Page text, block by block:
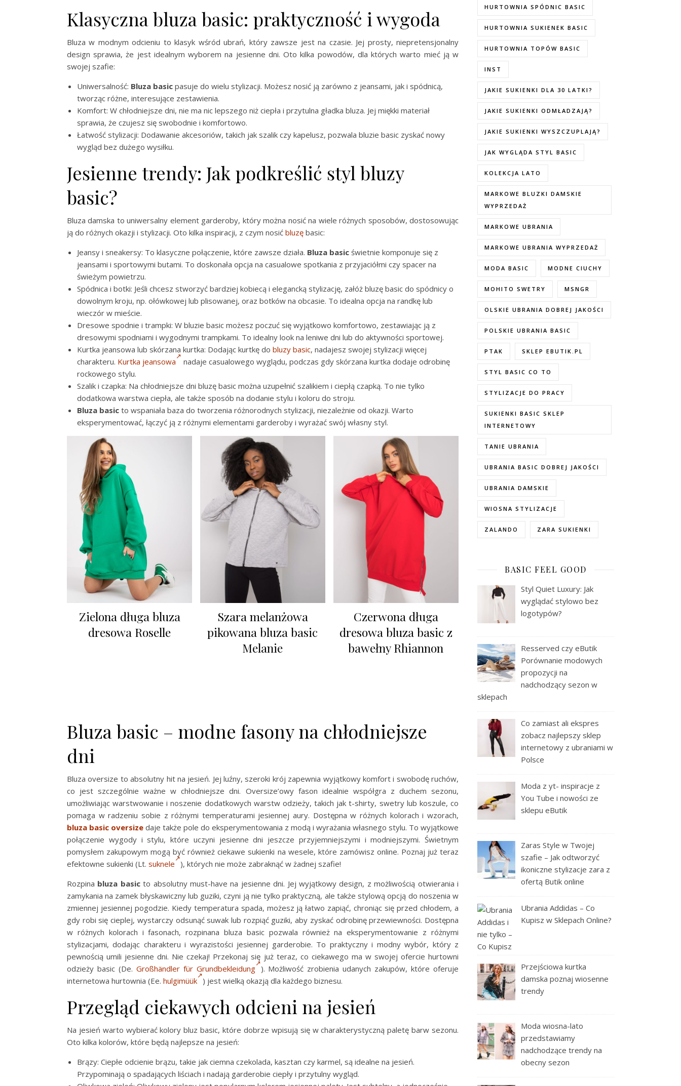
Klasyczna bluza basic: praktyczność i wygoda
Bluza w modnym odcieniu to klasyk wśród ubrań, który zawsze jest na czasie. Jej prosty, niepretensjonalny
design sprawia, że jest idealnym wyborem na jesienne dni. Oto kilka powodów, dla których warto mieć ją w
swojej szafie:
Uniwersalność: Bluza basic pasuje do wielu stylizacji. Możesz nosić ją zarówno z jeansami, jak i spódnicą,
tworząc różne, interesujące zestawienia.
Komfort: W chłodniejsze dni, nie ma nic lepszego niż ciepła i przytulna gładka bluza. Jej miękki materiał
sprawia, że czujesz się swobodnie i komfortowo.
Łatwość stylizacji: Dodawanie akcesoriów, takich jak szalik czy kapelusz, pozwala bluzie basic zyskać nowy
wygląd bez dużego wysiłku.
Jesienne trendy: Jak podkreślić styl bluzy
basic?
Bluza damska to uniwersalny element garderoby, który można nosić na wiele różnych sposobów, dostosowując
ją do różnych okazji i stylizacji. Oto kilka inspiracji, z czym nosić bluzę basic:
Jeansy i sneakersy: To klasyczne połączenie, które zawsze działa. Bluza basic świetnie komponuje się z
jeansami i sportowymi butami. To doskonała opcja na casualowe spotkania z przyjaciółmi czy spacer na
świeżym powietrzu.
Spódnica i botki: Jeśli chcesz stworzyć bardziej kobiecą i elegancką stylizację, załóż bluzę basic do spódnicy o
dowolnym kroju, np. ołówkowej lub plisowanej, oraz botków na obcasie. To idealna opcja na randkę lub
wieczór w mieście.
Dresowe spodnie i trampki: W bluzie basic możesz poczuć się wyjątkowo komfortowo, zestawiając ją z
dresowymi spodniami i wygodnymi trampkami. To idealny look na leniwe dni lub do aktywności sportowej.
Kurtka jeansowa lub skórzana kurtka: Dodając kurtkę do bluzy basic, nadajesz swojej stylizacji więcej
charakteru. Kurtka jeansowa
nadaje casualowego wyglądu, podczas gdy skórzana kurtka dodaje odrobinę
rockowego stylu.
Szalik i czapka: Na chłodniejsze dni bluzę basic można uzupełnić szalikiem i ciepłą czapką. To nie tylko
dodatkowa warstwa ciepła, ale także sposób na dodanie stylu i koloru do stroju.
Bluza basic to wspaniała baza do tworzenia różnorodnych stylizacji, niezależnie od okazji. Warto
eksperymentować, łączyć ją z różnymi elementami garderoby i wyrażać swój własny styl.
Zielona długa bluza
dresowa Roselle
Szara melanżowa
pikowana bluza basic
Melanie
Czerwona długa
dresowa bluza basic z
bawełny Rhiannon
Bluza basic – modne fasony na chłodniejsze
dni
Bluza oversize to absolutny hit na jesień. Jej luźny, szeroki krój zapewnia wyjątkowy komfort i swobodę ruchów,
co jest szczególnie ważne w chłodniejsze dni. Oversize’owy fason idealnie współgra z duchem sezonu,
umożliwiając warstwowanie i noszenie dodatkowych warstw odzieży, takich jak t-shirty, swetry lub koszule, co
pomaga w radzeniu sobie z różnymi temperaturami jesiennej aury. Dostępna w różnych kolorach i wzorach,
bluza basic oversize daje także pole do eksperymentowania z modą i wyrażania własnego stylu. To wyjątkowe
połączenie wygody i stylu, które uczyni jesienne dni jeszcze przyjemniejszymi i modniejszymi. Świetnym
pomysłem zakupowym mogą być również ciekawe sukienki na wesele, które zamówisz online. Poznaj już teraz
efektowne sukienki (Lt. suknele
), których nie może zabraknąć w żadnej szafie!
Rozpina bluza basicto absolutny must-have na jesienne dni. Jej wyjątkowy design, z możliwością otwierania i
zamykania na zamek błyskawiczny lub guziki, czyni ją nie tylko praktyczną, ale także stylową opcją do noszenia w
zmiennej jesiennej pogodzie. Kiedy temperatura spada, możesz ją łatwo zapiąć, chroniąc się przed chłodem, a
gdy robi się cieplej, wystarczy odsunąć suwak lub rozpiąć guziki, aby zyskać odrobinę przewiewności. Dostępna
w różnych kolorach i fasonach, rozpinana bluza basic pozwala również na eksperymentowanie z różnymi
stylizacjami, dodając charakteru i wyrazistości jesiennej garderobie. To praktyczny i modny wybór, który z
pewnością umili jesienne dni. Nie czekaj! Przekonaj się już teraz, co ciekawego ma w swojej ofercie hurtowni
odzieży basic (De. Großhändler für Grundbekleidung
). Możliwość zrobienia udanych zakupów, które oferuje
internetowa hurtownia (Ee. hulgimüük ) jest wielką okazją dla każdego biznesu.
Przegląd ciekawych odcieni na jesień
Na jesień warto wybierać kolory bluz basic, które dobrze wpisują się w charakterystyczną paletę barw sezonu.
Oto kilka kolorów, które będą najlepsze na jesień:
Brązy: Ciepłe odcienie brązu, takie jak ciemna czekolada, kasztan czy karmel, są idealne na jesień.
Przypominają o spadających liściach i nadają garderobie ciepły i przytulny wygląd.
HURTOWNIA SPÓDNIC BASIC
HURTOWNIA SUKIENEK BASIC
HURTOWNIA TOPÓW BASIC
INST
JAKIE SUKIENKI DLA 30 LATKI?
JAKIE SUKIENKI ODMŁADZAJĄ?
JAKIE SUKIENKI WYSZCZUPLAJĄ?
JAK WYGLĄDA STYL BASIC
KOLEKCJA LATO
MARKOWE BLUZKI DAMSKIE
WYPRZEDAŻ
MARKOWE UBRANIA
MARKOWE UBRANIA WYPRZEDAŻ
MODA BASIC MODNE CIUCHY
MOHITO SWETRY MSNGR
OLSKIE UBRANIA DOBREJ JAKOŚCI
POLSKIE UBRANIA BASIC
PTAK SKLEP EBUTIK.PL
STYL BASIC CO TO
STYLIZACJE DO PRACY
SUKIENKI BASIC SKLEP
INTERNETOWY
TANIE UBRANIA
UBRANIA BASIC DOBREJ JAKOŚCI
UBRANIA DAMSKIE
WIOSNA STYLIZACJE
ZALANDO ZARA SUKIENKI
BASIC FEEL GOOD
Styl Quiet Luxury: Jak
wyglądać stylowo bez
logotypów?
Resserved czy eButik
Porównanie modowych
propozycji na
nadchodzący sezon w
sklepach
Co zamiast ali ekspres
zobacz najlepszy sklep
internetowy z ubraniami w
Polsce
Moda z yt- inspiracje z
You Tube i nowości ze
sklepu eButik
Zaras Style w Twojej
szafie – Jak odtworzyć
ikoniczne stylizacje zara z
ofertą Butik online
Ubrania Addidas – Co
Kupisz w Sklepach Online?
Przejściowa kurtka
damska poznaj wiosenne
trendy
Moda wiosna-lato
przedstawiamy
nadchodzące trendy na
obecny sezon